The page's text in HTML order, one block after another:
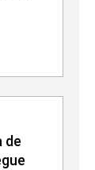
de